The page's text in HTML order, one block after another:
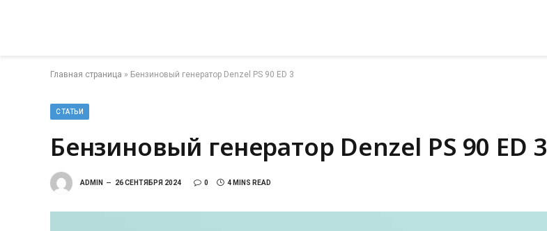
Главная страница » Бензиновый генератор Denzel PS 90 ED 3
СТАТЬИ
Бензиновый генератор Denzel PS 90 ED 3
ADMIN 26 СЕНТЯБРЯ 2024 0 4 MINS READ